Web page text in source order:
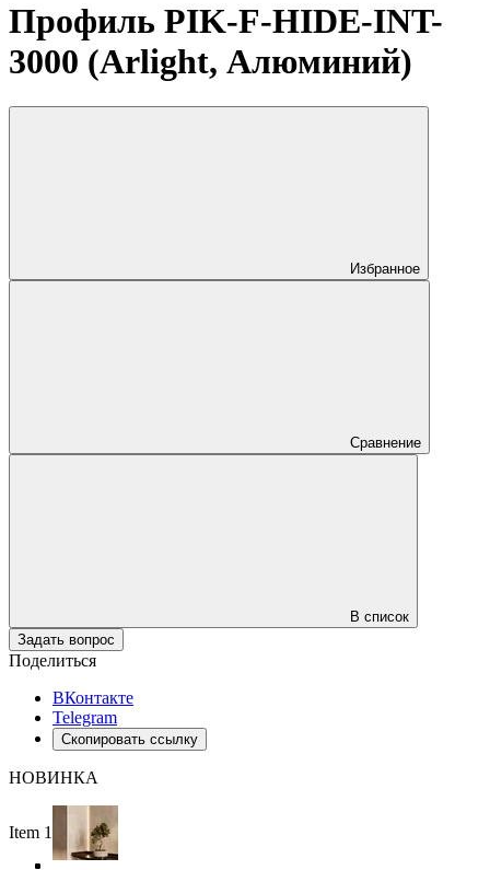
Профиль PIK-F-HIDE-INT-
3000 (Arlight, Алюминий)
Избранное
Сравнение
В список
Задать вопрос
Поделиться
ВКонтакте
Telegram
Скопировать ссылку
НОВИНКА
Item 1 of 4